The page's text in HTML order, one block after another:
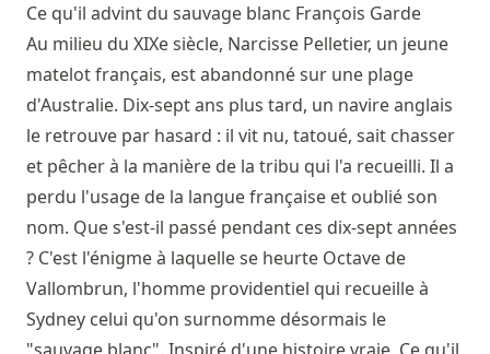
Ce qu'il advint du sauvage blanc François Garde
Au milieu du XIXe siècle, Narcisse Pelletier, un jeune
matelot français, est abandonné sur une plage
d'Australie. Dix-sept ans plus tard, un navire anglais
le retrouve par hasard : il vit nu, tatoué, sait chasser
et pêcher à la manière de la tribu qui l'a recueilli. Il a
perdu l'usage de la langue française et oublié son
nom. Que s'est-il passé pendant ces dix-sept années
? C'est l'énigme à laquelle se heurte Octave de
Vallombrun, l'homme providentiel qui recueille à
Sydney celui qu'on surnomme désormais le